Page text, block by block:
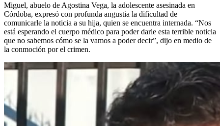
Miguel, abuelo de Agostina Vega, la adolescente asesinada en
Córdoba, expresó con profunda angustia la dificultad de
comunicarle la noticia a su hija, quien se encuentra internada. “Nos
está esperando el cuerpo médico para poder darle esta terrible noticia
que no sabemos cómo se la vamos a poder decir”, dijo en medio de
la conmoción por el crimen.